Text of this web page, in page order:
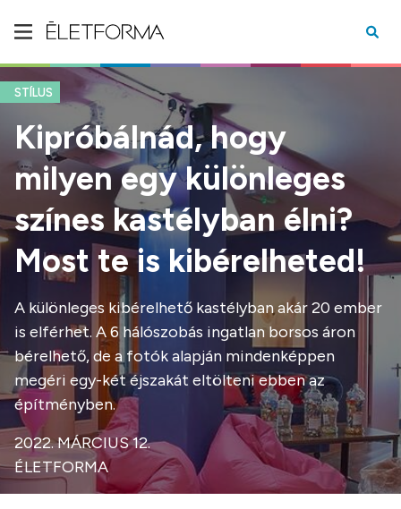
STÍLUS
Kipróbálnád, hogy
milyen egy különleges
színes kastélyban élni?
Most te is kibérelheted!
A különleges kibérelhető kastélyban akár 20 ember
is elférhet. A 6 hálószobás ingatlan borsos áron
bérelhető, de a fotók alapján mindenképpen
megéri egy-két éjszakát eltölteni ebben az
építményben.
2022. MÁRCIUS 12.
ÉLETFORMA